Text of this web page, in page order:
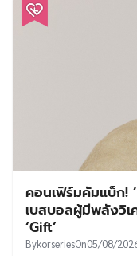
คอนเฟิร์มคัมแบ็ก!
เบสบอลผู้มีพลังวิเ
‘Gift’
BykorseriesOn05/08/